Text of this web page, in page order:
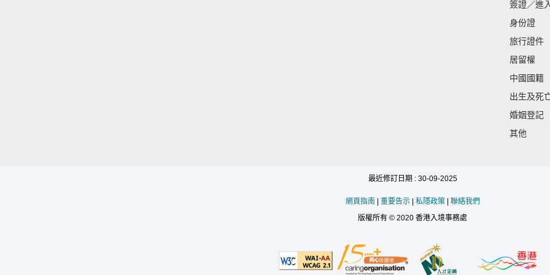
簽證／進
身份證
旅行證件
居留權
中國國籍
出生及死
婚姻登記
其他
最近修訂日期 : 30-09-2025
網頁指南 重要告示| 私隱政策| 聯絡我們
版權所有 © 2020 香港入境事務處